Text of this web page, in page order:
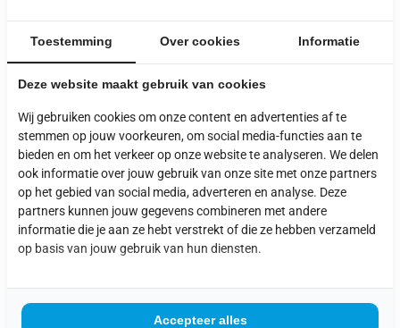
gemaakt van hergebruikte materialen.
UITGELICHTE
PRODUCTEN
Toestemming Over cookies Informatie
Deze website maakt gebruik van cookies
Wij gebruiken cookies om onze content en advertenties af te
stemmen op jouw voorkeuren, om social media-functies aan te
bieden en om het verkeer op onze website te analyseren. We delen
ook informatie over jouw gebruik van onze site met onze partners
op het gebied van social media, adverteren en analyse. Deze
partners kunnen jouw gegevens combineren met andere
informatie die je aan ze hebt verstrekt of die ze hebben verzameld
op basis van jouw gebruik van hun diensten.
Accepteer alles